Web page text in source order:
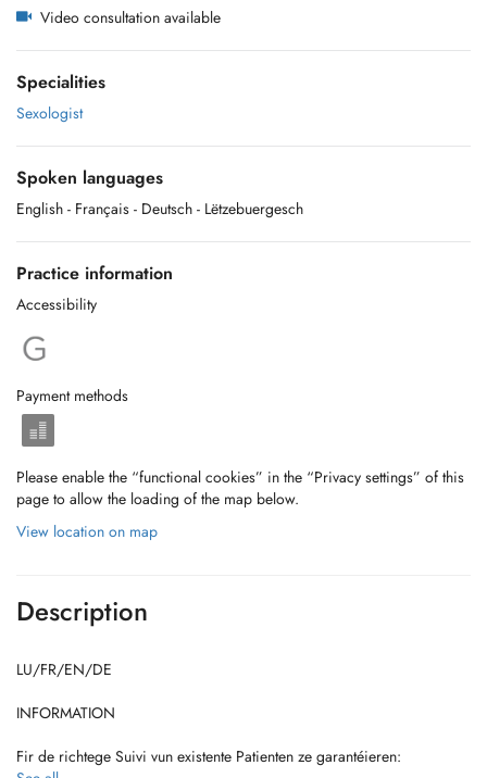
Video consultation available
Specialities
Sexologist
Spoken languages
English - Français - Deutsch - Lëtzebuergesch
Practice information
Accessibility
Payment methods
Please enable the “functional cookies” in the “Privacy settings” of this
page to allow the loading of the map below.
View location on map
Description
LU/FR/EN/DE
INFORMATION
Fir de richtege Suivi vun existente Patienten ze garantéieren: